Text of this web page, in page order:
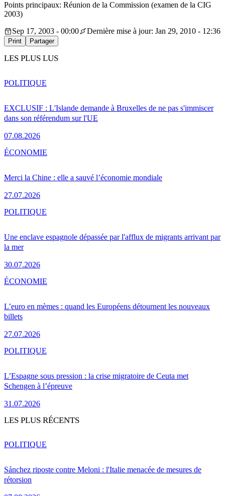
Points principaux: Réunion de la Commission (examen de la CIG
2003)
Sep 17, 2003 - 00:00
Dernière mise à jour: Jan 29, 2010 - 12:36
Print Partager
LES PLUS LUS
EXCLUSIF : L'Islande demande à Bruxelles de ne pas s'immiscer
dans son référendum sur l'UE
07.08.2026
POLITIQUE
Merci la Chine : elle a sauvé l’économie mondiale
27.07.2026
ÉCONOMIE
Une enclave espagnole dépassée par l'afflux de migrants arrivant par
la mer
30.07.2026
POLITIQUE
L’euro en mèmes : quand les Européens détournent les nouveaux
billets
27.07.2026
ÉCONOMIE
L’Espagne sous pression : la crise migratoire de Ceuta met
Schengen à l’épreuve
31.07.2026
POLITIQUE
LES PLUS RÉCENTS
Sánchez riposte contre Meloni : l'Italie menacée de mesures de
rétorsion
POLITIQUE